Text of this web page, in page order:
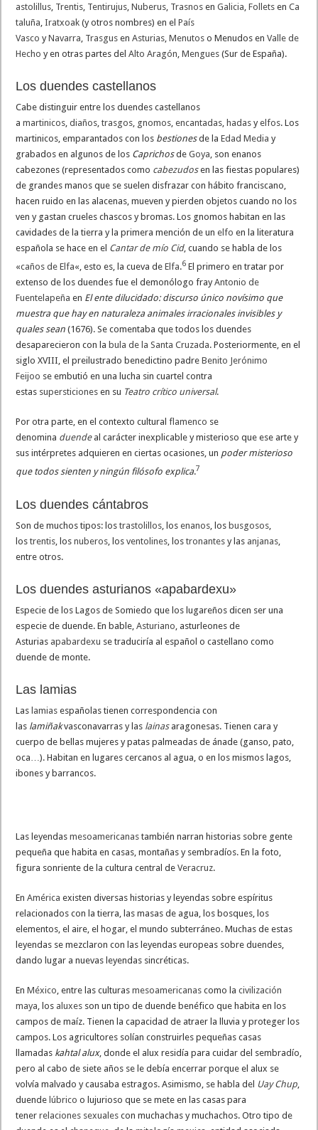
astolillus Trentis Tentirujus ,Nuberus Trasnos enGalicia ,Follets enCa
taluña ,Iratxoak (y otros nombres) en elPaís
Vasco yNavarra Trasgus enAsturias ,Menutos o Menudos enValle de
Hecho y en otras partes delAlto Aragón ,Mengues (Sur de España).
Los duendes castellanos
Cabe distinguir entre los duendes castellanos
amartinicos ,diaños ,trasgos gnomos ,encantadas hadas yelfos. Los
martinicos, emparantados con los bestionesde laEdad Media y
grabados en algunos de los CaprichosdeGoya , son enanos
cabezones (representados como cabezudosen las fiestas populares)
de grandes manos que se suelen disfrazar con hábito franciscano,
hacen ruido en las alacenas, mueven y pierden objetos cuando no los
ven y gastan crueles chascos y bromas. Los gnomos habitan en las
cavidades de la tierra y la primera mención de unelfo en la literatura
española se hace en el Cantar de mío Cid, cuando se habla de los
«caños de Elfa«, esto es, la cueva deElfa.6 ​ El primero en tratar por
extenso de los duendes fue el demonólogo frayAntonio de
Fuentelapeña en El ente dilucidado: discurso único novísimo que
muestra que hay en naturaleza animales irracionales invisibles y
quales sean (1676). Se comentaba que todos los duendes
desaparecieron con la bula de la Santa Cruzada. Posteriormente, en el
siglo XVIII, el preilustrado benedictino padreBenito Jerónimo
Feijoo se embutió en una lucha sin cuartel contra
estas supersticiones en su Teatro crítico universal.
Por otra parte, en el contexto culturalflamenco se
denomina duendeal carácter inexplicable y misterioso que ese arte y
sus intérpretes adquieren en ciertas ocasiones, un poder misterioso
que todos sienten y ningún filósofo explica.7
Los duendes cántabros
Son de muchos tipos: lostrastolillos , losenanos , losbusgosos
lostrentis , losnuberos , losventolines , lostronantes y las anjanas
entre otros.
Los duendes asturianos «apabardexu»
Especie de los Lagos de Somiedo que los lugareños dicen ser una
especie de duende. En bable,Asturiano , asturleones de
Asturias apabardexu se traduciría al español o castellano como
duende de monte.
Las lamias
Laslamias españolas tienen correspondencia con
las lamiñakvasconavarras y las lainasaragonesas. Tienen cara y
cuerpo de bellas mujeres y patas palmeadas de ánade (ganso, pato,
oca…). Habitan en lugares cercanos al agua, o en los mismos lagos,
ibones y barrancos.
Las leyendasmesoamericanas también narran historias sobre gente
pequeña que habita en casas, montañas y sembradíos. En la foto,
figura sonriente de la cultura central deVeracruz.
EnAmérica existen diversas historias y leyendas sobre espíritus
relacionados con la tierra, las masas de agua, los bosques, los
elementos, el aire, el hogar, el mundo subterráneo. Muchas de estas
leyendas se mezclaron con las leyendas europeas sobre duendes,
dando lugar a nuevas leyendas sincréticas.
EnMéxico , entre las culturasmesoamericanas como lacivilización
maya , los aluxes son un tipo de duende benéfico que habita en los
campos de maíz. Tienen la capacidad de atraer la lluvia y proteger los
campos. Los agricultores solían construirles pequeñas casas
llamadas kahtal alux, donde el alux residía para cuidar del sembradío,
pero al cabo de siete años se le debía encerrar porque el alux se
volvía malvado y causaba estragos. Asimismo, se habla del Uay Chup
duendelúbrico o lujurioso que se mete en las casas para
tenerrelaciones sexuales con muchachas y muchachos. Otro tipo de